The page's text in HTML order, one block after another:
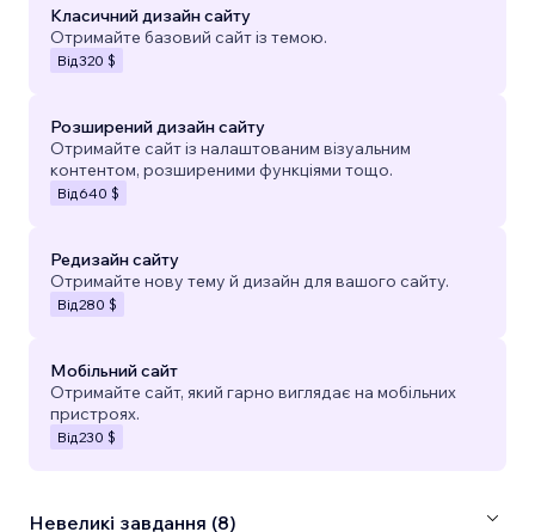
Класичний дизайн сайту
Отримайте базовий сайт із темою.
Від320 $
Розширений дизайн сайту
Отримайте сайт із налаштованим візуальним
контентом, розширеними функціями тощо.
Від640 $
Редизайн сайту
Отримайте нову тему й дизайн для вашого сайту.
Від280 $
Мобільний сайт
Отримайте сайт, який гарно виглядає на мобільних
пристроях.
Від230 $
Невеликі завдання (8)